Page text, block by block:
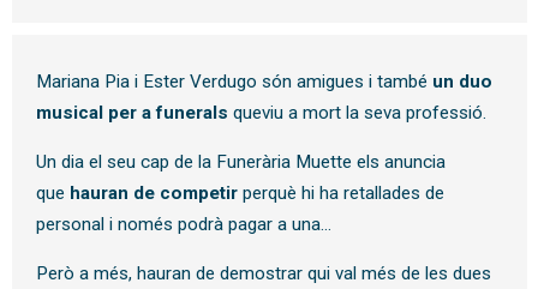
Mariana Pia i Ester Verdugo són amigues i també un duo
musical per a funerals queviu a mort la seva professió.
Un dia el seu cap de la Funerària Muette els anuncia
que hauran de competirperquè hi ha retallades de
personal i només podrà pagar a una…
Però a més, hauran de demostrar qui val més de les dues